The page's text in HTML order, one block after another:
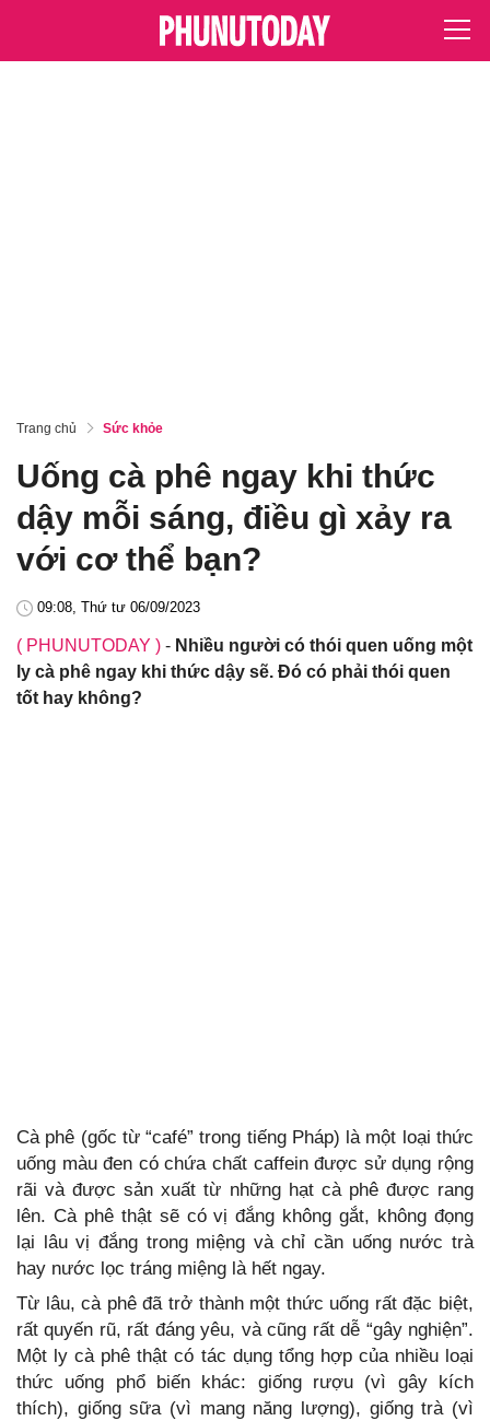
Trang chủ Sức khỏe
Uống cà phê ngay khi thức
dậy mỗi sáng, điều gì xảy ra
với cơ thể bạn?
09:08, Thứ tư 06/09/2023
( PHUNUTODAY ) - Nhiều người có thói quen uống một
ly cà phê ngay khi thức dậy sẽ. Đó có phải thói quen
tốt hay không?
Cà phê (gốc từ “café” trong tiếng Pháp) là một loại thức
uống màu đen có chứa chất caffein được sử dụng rộng
rãi và được sản xuất từ những hạt cà phê được rang
lên. Cà phê thật sẽ có vị đắng không gắt, không đọng
lại lâu vị đắng trong miệng và chỉ cần uống nước trà
hay nước lọc tráng miệng là hết ngay.
Từ lâu, cà phê đã trở thành một thức uống rất đặc biệt,
rất quyến rũ, rất đáng yêu, và cũng rất dễ “gây nghiện”.
Một ly cà phê thật có tác dụng tổng hợp của nhiều loại
thức uống phổ biến khác: giống rượu (vì gây kích
thích), giống sữa (vì mang năng lượng), giống trà (vì